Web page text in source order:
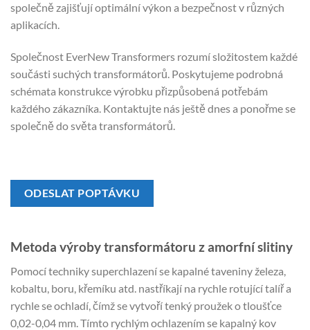
společně zajišťují optimální výkon a bezpečnost v různých
aplikacích.
Společnost EverNew Transformers rozumí složitostem každé
součásti suchých transformátorů. Poskytujeme podrobná
schémata konstrukce výrobku přizpůsobená potřebám
každého zákazníka. Kontaktujte nás ještě dnes a ponořme se
společně do světa transformátorů.
ODESLAT POPTÁVKU
Metoda výroby transformátoru z amorfní slitiny
Pomocí techniky superchlazení se kapalné taveniny železa,
kobaltu, boru, křemíku atd. nastříkají na rychle rotující talíř a
rychle se ochladí, čímž se vytvoří tenký proužek o tloušťce
0,02-0,04 mm. Tímto rychlým ochlazením se kapalný kov